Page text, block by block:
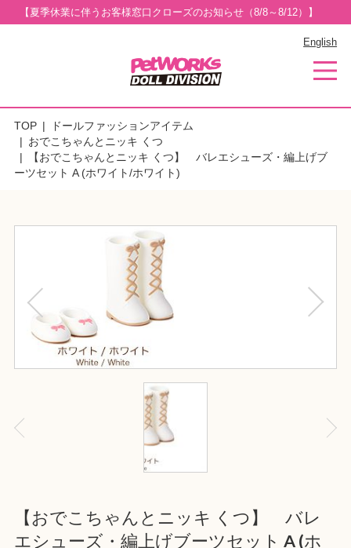
【夏季休業に伴うお客様窓口クローズのお知らせ（8/8～8/12）】
English
TOP
ドールファッションアイテム
おでこちゃんとニッキ くつ
【おでこちゃんとニッキ くつ】 バレエシューズ・編上げブ
ーツセット A (ホワイト/ホワイト)
【おでこちゃんとニッキ くつ】 バレ
エシューズ・編上げブーツセット A (ホ